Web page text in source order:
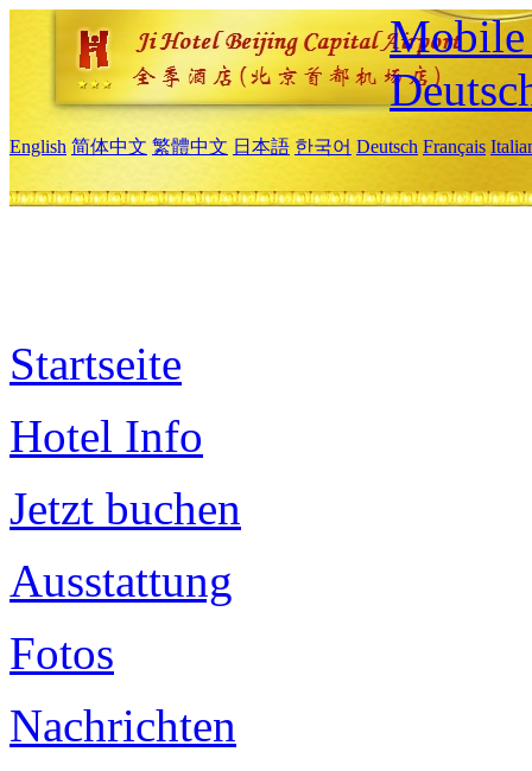
Mobile
English 简体中文 繁體中文 日本語 한국어 Deutsch Français
Startseite
Hotel Info
Jetzt buchen
Ausstattung
Fotos
Nachrichten